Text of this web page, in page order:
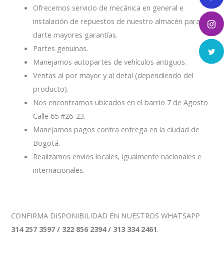
Ofrecemos servicio de mecánica en general e
instalación de repuestos de nuestro almacén para
darte mayores garantías.
Partes genuinas.
Manejamos autopartes de vehículos antiguos.
Ventas al por mayor y al detal (dependiendo del
producto).
Nos encontramos ubicados en el barrio 7 de Agosto
Calle 65 #26-23.
Manejamos pagos contra entrega en la ciudad de
Bogotá.
Realizamos envíos locales, igualmente nacionales e
internacionales.
CONFIRMA DISPONIBILIDAD EN NUESTROS WHATSAPP
314 257 3597 / 322 856 2394 / 313 334 2461.